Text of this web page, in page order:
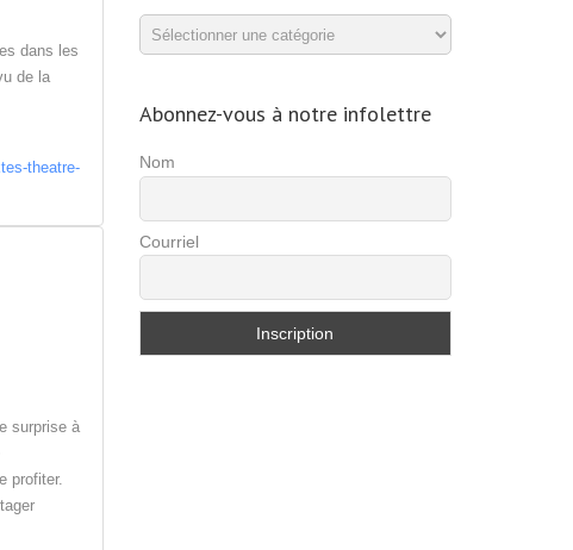
dans les
de la
theatre-
surprise à
profiter.
Catégories
d’exercices
Abonnez-vous à notre infolettre
Nom
Courriel